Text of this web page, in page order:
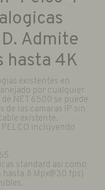
Admite
hasta 4K
existentes en
por cualquier
NET 6500 se puede
las camaras IP sin
existente.
incluyendo
standard asi como
hasta 8 Mpx@30 fps)